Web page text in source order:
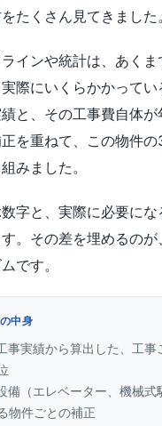
たくさん見てきました。
インや統計は、あくま
際にいくらかかってい
と、その工事費自体が
を重ねて、この物件
みました。
字と、実際に必要にな
。その差を埋めるのが
です。
中身
事実績から算出した、工事
備（エレベーター、機械式
物件ごとの補正